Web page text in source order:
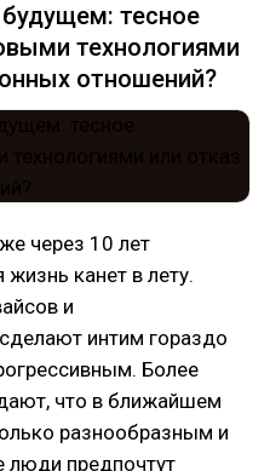
тесное
технологиями
отношений?
через 10 лет
канет в лету.
и
интим гораздо
Более
что в ближайшем
разнообразным и
люди предпочтут